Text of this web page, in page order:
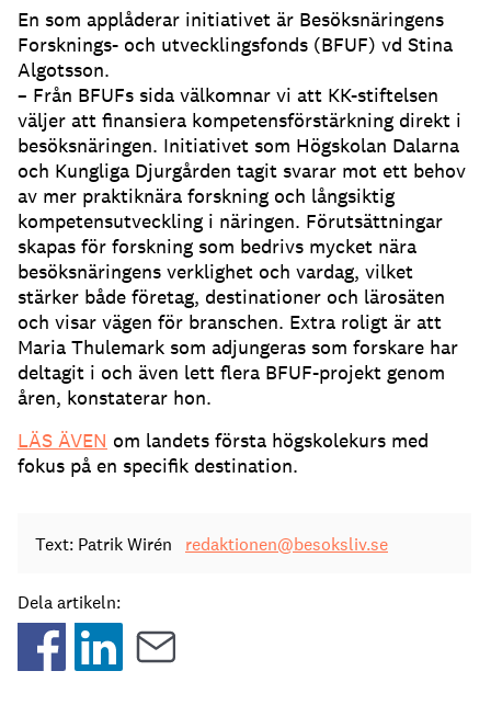
En som applåderar initiativet är Besöksnäringens
Forsknings- och utvecklingsfonds (BFUF) vd Stina
Algotsson.
– Från BFUFs sida välkomnar vi att KK-stiftelsen
väljer att finansiera kompetensförstärkning direkt i
besöksnäringen. Initiativet som Högskolan Dalarna
och Kungliga Djurgården tagit svarar mot ett behov
av mer praktiknära forskning och långsiktig
kompetensutveckling i näringen. Förutsättningar
skapas för forskning som bedrivs mycket nära
besöksnäringens verklighet och vardag, vilket
stärker både företag, destinationer och lärosäten
och visar vägen för branschen. Extra roligt är att
Maria Thulemark som adjungeras som forskare har
deltagit i och även lett flera BFUF-projekt genom
åren, konstaterar hon.
LÄS ÄVEN om landets första högskolekurs med
fokus på en specifik destination.
Text: Patrik Wirén redaktionen@besoksliv.se
Dela artikeln: